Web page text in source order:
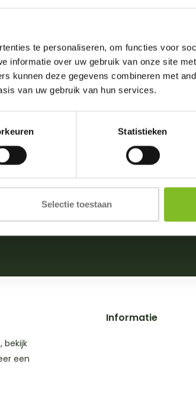
te personaliseren, om functies voor
informatie over uw gebruik van onze site
kunnen deze gegevens combineren met
van uw gebruik van hun services.
Statistieken
Selectie toestaan
18:00)
Beoordelingen
4,8
6 Google
bekijk
een
Informatie